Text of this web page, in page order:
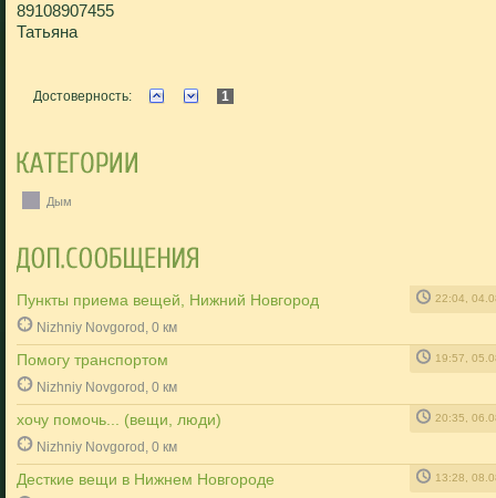
89108907455
Татьяна
Достоверность: 1
Дым
Пункты приема вещей, Нижний Новгород 22:04,
Nizhniy Novgorod, 0 км
Помогу транспортом 19:57,
Nizhniy Novgorod, 0 км
хочу помочь... (вещи, люди) 20:35,
Nizhniy Novgorod, 0 км
Десткие вещи в Нижнем Новгороде 13:28,